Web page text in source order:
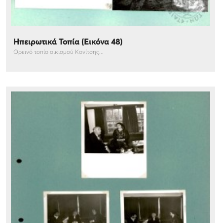
Ηπειρωτικά Τοπία (Εικόνα 48)
Ορεινό τοπίο οικισμού Κονίτσης...